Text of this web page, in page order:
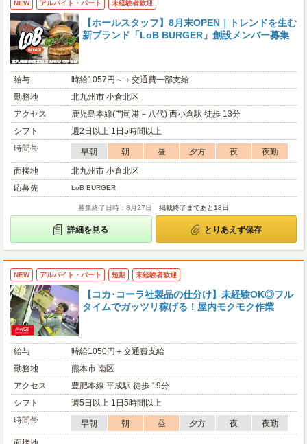
NEW アルバイト・パート 未経験者歓迎
【ホールスタッフ】8月末OPEN｜トレンドを生む
新ブランド「LoB BURGER」創設メンバー募集
給与
時給1057円～＋交通費一部支給
勤務地
北九州市 小倉北区
アクセス
鹿児島本線(門司港－八代) 西小倉駅 徒歩 13分
シフト
週2日以上 1日5時間以上
時間帯
早朝 朝 昼 夕方 夜
夜勤
面接地
北九州市 小倉北区
応募先
LoB BURGER
募集終了日時：8月27日 掲載終了まであと18日
詳細を見る とりあえず保存
NEW アルバイト・パート 短期 未経験者歓迎
【コカ･コーラ社製品の仕分け】未経験OK◎フル
タイムでガッツリ稼げる！屋内モクモク作業
給与
時給1050円＋交通費支給
勤務地
熊本市 南区
アクセス
豊肥本線 平成駅 徒歩 19分
シフト
週5日以上 1日5時間以上
時間帯
早朝 朝 昼 夕方 夜
夜勤